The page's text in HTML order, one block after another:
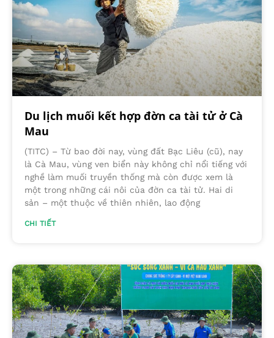
Du lịch muối kết hợp đờn ca tài tử ở Cà
Mau
(TITC) – Từ bao đời nay, vùng đất Bạc Liêu (cũ), nay
là Cà Mau, vùng ven biển này không chỉ nổi tiếng với
nghề làm muối truyền thống mà còn được xem là
một trong những cái nôi của đờn ca tài tử. Hai di
sản – một thuộc về thiên nhiên, lao động
CHI TIẾT